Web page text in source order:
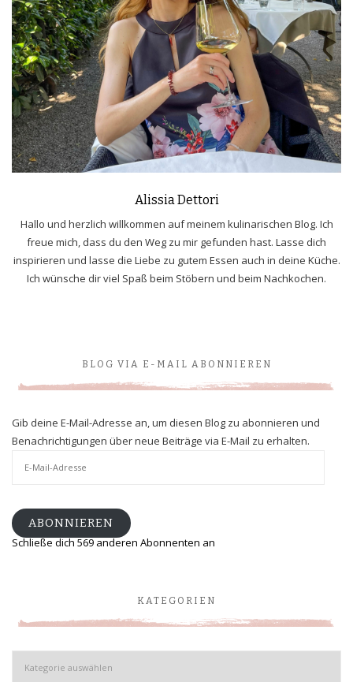
Alissia Dettori
Hallo und herzlich willkommen auf meinem kulinarischen Blog. Ich
freue mich, dass du den Weg zu mir gefunden hast. Lasse dich
inspirieren und lasse die Liebe zu gutem Essen auch in deine Küche.
Ich wünsche dir viel Spaß beim Stöbern und beim Nachkochen.
BLOG VIA E-MAIL ABONNIEREN
Gib deine E-Mail-Adresse an, um diesen Blog zu abonnieren und
Benachrichtigungen über neue Beiträge via E-Mail zu erhalten.
ABONNIEREN
Schließe dich 569 anderen Abonnenten an
KATEGORIEN
Kategorien